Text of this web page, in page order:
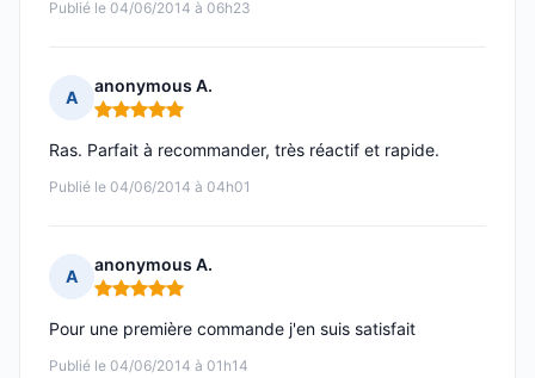
Publié le 04/06/2014 à 06h23
A
anonymous A.
Note : 5 sur 5
Publié le 04/06/2014 à 04h01
Ras. Parfait à recommander, très réactif et rapide.
A
anonymous A.
Note : 5 sur 5
Publié le 04/06/2014 à 01h14
Pour une première commande j'en suis satisfait